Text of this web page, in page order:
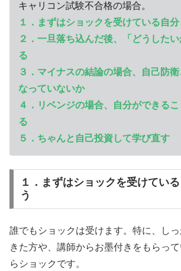
キャリコン試験不合格の場合。
１．まずはショックを受けている自分
２．一旦落ち込んだ後、「どうした
る
３．マイナスの結論の場合、自己防
なっていないか
４．リベンジの場合、自分ができる
る
５．ちゃんと自己投資して学び直す
１．まずはショックを受けてい
う
誰でもショックは受けます。特に、し
きた方や、講師からお墨付きをもらっ
らショックです。